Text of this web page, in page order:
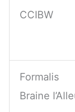
CCIBW
Formalis
Braine